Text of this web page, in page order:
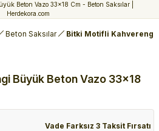
Beton Saksılar Bitki Motifli Kahverengi
Büyük Beton Vazo 33x18
Vade Farksız 3 Taksit Fırsatı